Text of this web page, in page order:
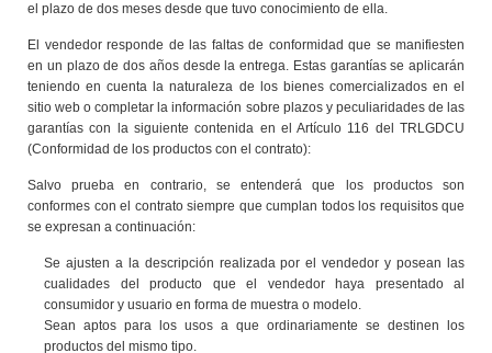
el plazo de dos meses desde que tuvo conocimiento de ella.
El vendedor responde de las faltas de conformidad que se manifiesten
en un plazo de dos años desde la entrega. Estas garantías se aplicarán
teniendo en cuenta la naturaleza de los bienes comercializados en el
sitio web o completar la información sobre plazos y peculiaridades de las
garantías con la siguiente contenida en el Artículo 116 del TRLGDCU
(Conformidad de los productos con el contrato):
Salvo prueba en contrario, se entenderá que los productos son
conformes con el contrato siempre que cumplan todos los requisitos que
se expresan a continuación:
Se ajusten a la descripción realizada por el vendedor y posean las
cualidades del producto que el vendedor haya presentado al
consumidor y usuario en forma de muestra o modelo.
Sean aptos para los usos a que ordinariamente se destinen los
productos del mismo tipo.